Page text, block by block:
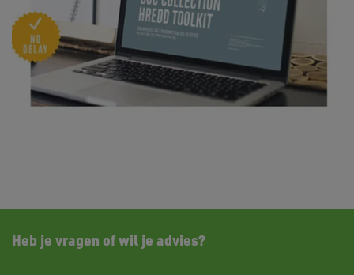
Heb je vragen of wil je advies?